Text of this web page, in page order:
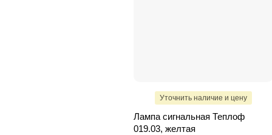
Уточнить наличие и цену
Лампа сигнальная Теплоф
019.03, желтая